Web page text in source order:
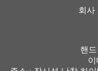
회사
핸